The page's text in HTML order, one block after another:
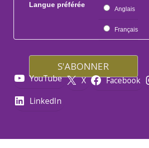
Langue préférée
Anglais
Français
YouTube X Facebook
LinkedIn